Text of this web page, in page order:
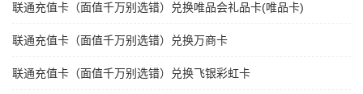
联通充值卡（面值千万别选错）兑换唯品会礼品卡(唯品卡)
联通充值卡（面值千万别选错）兑换万商卡
联通充值卡（面值千万别选错）兑换飞银彩虹卡